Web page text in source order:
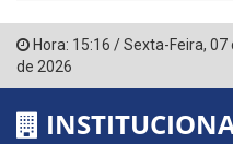
Hora: 15:16 /Sexta-Feira, 07
de 2026